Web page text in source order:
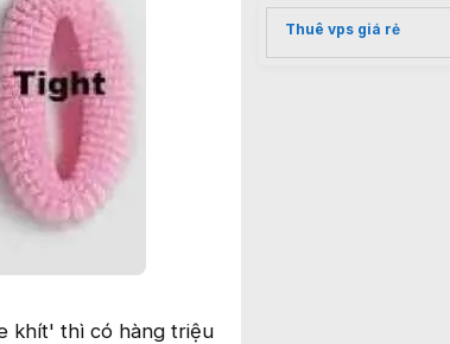
khít' thì có hàng triệu
Thuê vps giá rẻ